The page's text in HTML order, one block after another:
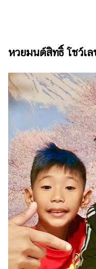
ผู้
หญิง
ผู้ชาย
สุขภาพ
ท่อง
เที่ยว
สูตร
อาหาร
ง่ายๆ
ช้อป
ปิ้ง
หวยมนต์สิทธิ์ โชว์เ